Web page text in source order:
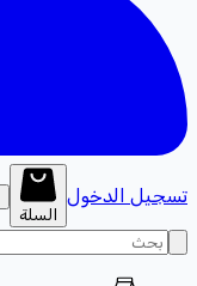
تسجيل الدخول
السلة